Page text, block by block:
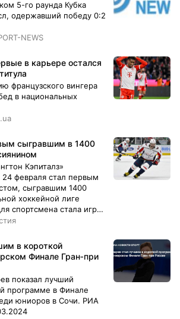
5-го раунда Кубка
одержавший победу 0:2
NEWS
в карьере остался
французского вингера
в национальных
сыгравшим в 1400
Кэпиталз»
февраля стал первым
сыгравшим 1400
хоккейной лиге
спортсмена стала игра
где клуб Овечкина
в короткой
Финале Гран‑при
показал лучший
программе в Финале
юниоров в Сочи. РИА